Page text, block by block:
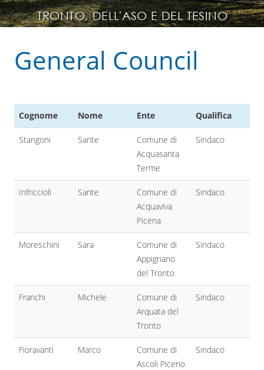
TRONTO, DELL'ASO E DEL TESINO
General Council
Cognome Nome Ente Qualifica
Stangoni Sante
Comune di
Acquasanta
Terme
Sindaco
Infriccioli Sante
Comune di
Acquaviva
Picena
Sindaco
Moreschini Sara
Comune di
Appignano
del Tronto
Sindaco
Franchi Michele
Comune di
Arquata del
Tronto
Sindaco
Fioravanti Marco
Comune di
Ascoli Piceno
Sindaco